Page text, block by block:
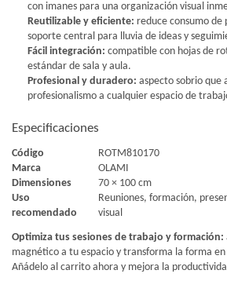
con imanes para una organización visual
Reutilizable y eficiente: reduce consumo
soporte central para lluvia de ideas y
Fácil integración: compatible con hojas de
estándar de sala y aula.
Profesional y duradero: aspecto sobrio que
profesionalismo a cualquier espacio de
Especificaciones
Código
ROTM810170
Marca
OLAMI
Dimensiones
70 × 100 cm
Uso
recomendado
Reuniones, formación,
visual
Optimiza tus sesiones de trabajo y formación:
magnético a tu espacio y transforma la forma
Añádelo al carrito ahora y mejora la